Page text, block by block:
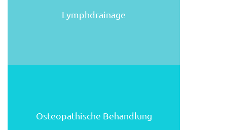
Lymphdrainage
Osteopathische Behandlung